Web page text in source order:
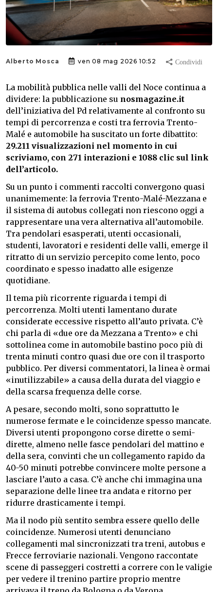
Alberto Mosca ven 08 mag 2026 10:52
La mobilità pubblica nelle valli del Noce continua a
dividere: la pubblicazione su nosmagazine.it
dell’iniziativa del Pd relativamente al confronto su
tempi di percorrenza e costi tra ferrovia Trento-
Malé e automobile ha suscitato un forte dibattito:
29.211 visualizzazioni nel momento in cui
scriviamo, con 271 interazioni e 1088 clic sul link
dell’articolo.
Su un punto i commenti raccolti convergono quasi
unanimemente: la ferrovia Trento-Malé-Mezzana e
il sistema di autobus collegati non riescono oggi a
rappresentare una vera alternativa all’automobile.
Tra pendolari esasperati, utenti occasionali,
studenti, lavoratori e residenti delle valli, emerge il
ritratto di un servizio percepito come lento, poco
coordinato e spesso inadatto alle esigenze
quotidiane.
Il tema più ricorrente riguarda i tempi di
percorrenza. Molti utenti lamentano durate
considerate eccessive rispetto all’auto privata. C’è
chi parla di «due ore da Mezzana a Trento» e chi
sottolinea come in automobile bastino poco più di
trenta minuti contro quasi due ore con il trasporto
pubblico. Per diversi commentatori, la linea è ormai
«inutilizzabile» a causa della durata del viaggio e
della scarsa frequenza delle corse.
A pesare, secondo molti, sono soprattutto le
numerose fermate e le coincidenze spesso mancate.
Diversi utenti propongono corse dirette o semi-
dirette, almeno nelle fasce pendolari del mattino e
della sera, convinti che un collegamento rapido da
40-50 minuti potrebbe convincere molte persone a
lasciare l’auto a casa. C’è anche chi immagina una
separazione delle linee tra andata e ritorno per
ridurre drasticamente i tempi.
Ma il nodo più sentito sembra essere quello delle
coincidenze. Numerosi utenti denunciano
collegamenti mal sincronizzati tra treni, autobus e
Frecce ferroviarie nazionali. Vengono raccontate
scene di passeggeri costretti a correre con le valigie
per vedere il trenino partire proprio mentre